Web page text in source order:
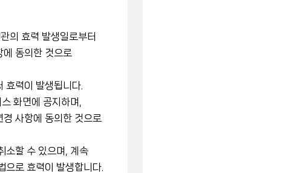
의 효력 발생일로부터
동의한 것으로
효력이 발생됩니다.
화면에 공지하며,
사항에 동의한 것으로
소할 수 있으며, 계속
으로 효력이 발생합니다.